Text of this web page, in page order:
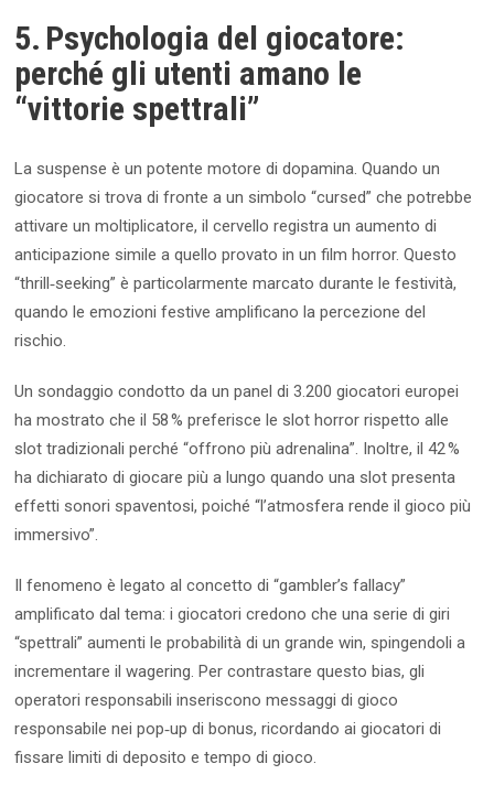
5. Psychologia del giocatore:
perché gli utenti amano le
“vittorie spettrali”
La suspense è un potente motore di dopamina. Quando un
giocatore si trova di fronte a un simbolo “cursed” che potrebbe
attivare un moltiplicatore, il cervello registra un aumento di
anticipazione simile a quello provato in un film horror. Questo
“thrill‑seeking” è particolarmente marcato durante le festività,
quando le emozioni festive amplificano la percezione del
rischio.
Un sondaggio condotto da un panel di 3.200 giocatori europei
ha mostrato che il 58 % preferisce le slot horror rispetto alle
slot tradizionali perché “offrono più adrenalina”. Inoltre, il 42 %
ha dichiarato di giocare più a lungo quando una slot presenta
effetti sonori spaventosi, poiché “l’atmosfera rende il gioco più
immersivo”.
Il fenomeno è legato al concetto di “gambler’s fallacy”
amplificato dal tema: i giocatori credono che una serie di giri
“spettrali” aumenti le probabilità di un grande win, spingendoli a
incrementare il wagering. Per contrastare questo bias, gli
operatori responsabili inseriscono messaggi di gioco
responsabile nei pop‑up di bonus, ricordando ai giocatori di
fissare limiti di deposito e tempo di gioco.